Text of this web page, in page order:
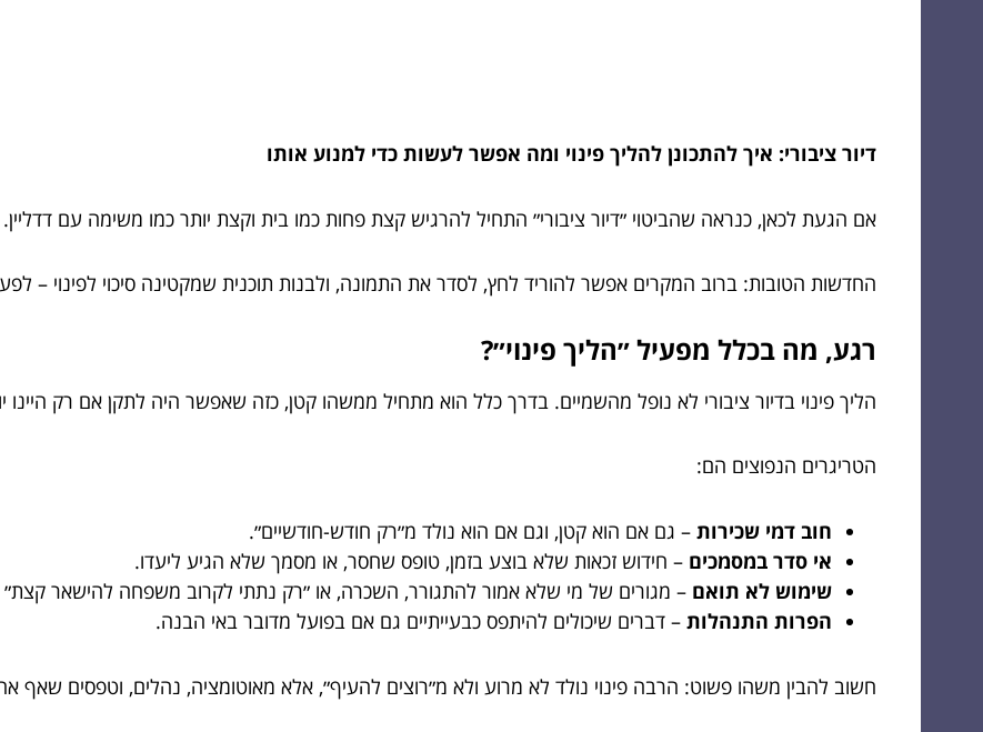
דיור ציבורי: איך להתכונן להליך פינוי ומה אפשר לעשות כדי למנוע אותו
אם הגעת לכאן, כנראה שהביטוי ״דיור ציבורי״ התחיל להרגיש קצת פחות כמו בית וקצת יותר כמו משימה עם דדליין.
החדשות הטובות: ברוב המקרים אפשר להוריד לחץ, לסדר את התמונה, ולבנות תוכנית שמקטינה סיכוי לפינוי –
רגע, מה בכלל מפעיל ״הליך פינוי״?
הליך פינוי בדיור ציבורי לא נופל מהשמיים. בדרך כלל הוא מתחיל ממשהו קטן, כזה שאפשר היה לתקן אם רק היינו
הטריגרים הנפוצים הם:
חוב דמי שכירות – גם אם הוא קטן, וגם אם הוא נולד מ״רק חודש-חודשיים״.
אי סדר במסמכים – חידוש זכאות שלא בוצע בזמן, טופס שחסר, או מסמך שלא הגיע ליעדו.
שימוש לא תואם – מגורים של מי שלא אמור להתגורר, השכרה, או ״רק נתתי לקרוב משפחה להישאר
הפרות התנהלות – דברים שיכולים להיתפס כבעייתיים גם אם בפועל מדובר באי הבנה.
חשוב להבין משהו פשוט: הרבה פינוי נולד לא מרוע ולא מ״רוצים להעיף״, אלא מאוטומציה, נהלים, וטפסים